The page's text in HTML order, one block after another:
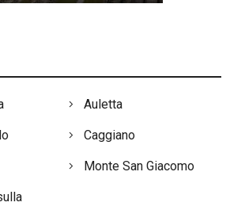
Auletta
Caggiano
Monte San Giacomo